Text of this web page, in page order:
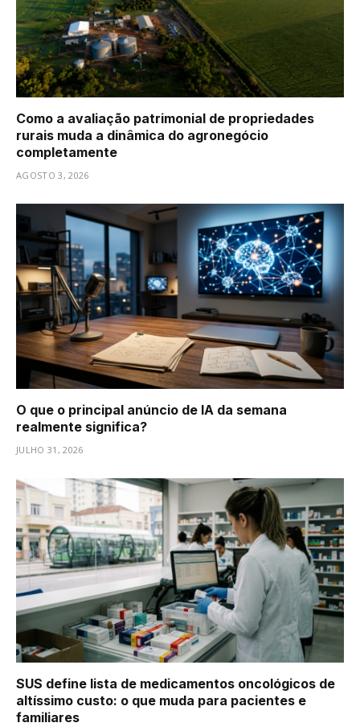
Como a avaliação patrimonial de propriedades
rurais muda a dinâmica do agronegócio
completamente
AGOSTO 3, 2026
O que o principal anúncio de IA da semana
realmente significa?
JULHO 31, 2026
SUS define lista de medicamentos oncológicos de
altíssimo custo: o que muda para pacientes e
familiares